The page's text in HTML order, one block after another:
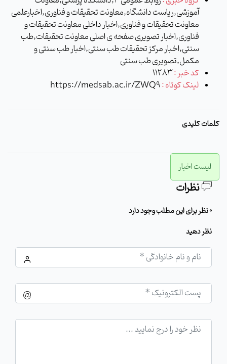
آموزشی,ریاست دانشگاه,معاونت تحقیقات و فناوری,اخبارعلمی
معاونت تحقیقات و فناوری,اخبار داخلی معاونت تحقیقات و
فناوری,اخبار تصویری صفحه ی اصلی معاونت تحقیقات,طب
سنتی,اخبار مرکز تحقیقات طب سنتی,اخبار طب سنتی و
مکمل,تصویری طب سنتی
کد خبر :11283
لینک کوتاه :https://medsab.ac.ir/ZWQ9
کلمات کلیدی
لیست اخبار
نظرات
0 نظر برای این مطلب وجود دارد
نظر دهید